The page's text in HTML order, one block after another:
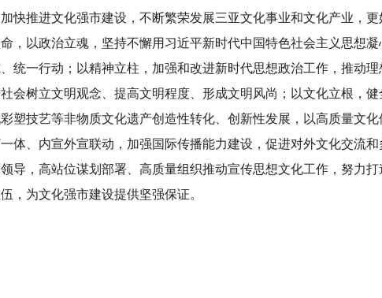
快推进文化强市建设，不断繁荣发展三亚文化事业和文化产业，更
，以政治立魂，坚持不懈用习近平新时代中国特色社会主义思想凝
统一行动；以精神立柱，加强和改进新时代思想政治工作，推动理
会树立文明观念、提高文明程度、形成文明风尚；以文化立根，健
塑技艺等非物质文化遗产创造性转化、创新性发展，以高质量文化
体、内宣外宣联动，加强国际传播能力建设，促进对外文化交流和
导，高站位谋划部署、高质量组织推动宣传思想文化工作，努力打
，为文化强市建设提供坚强保证。